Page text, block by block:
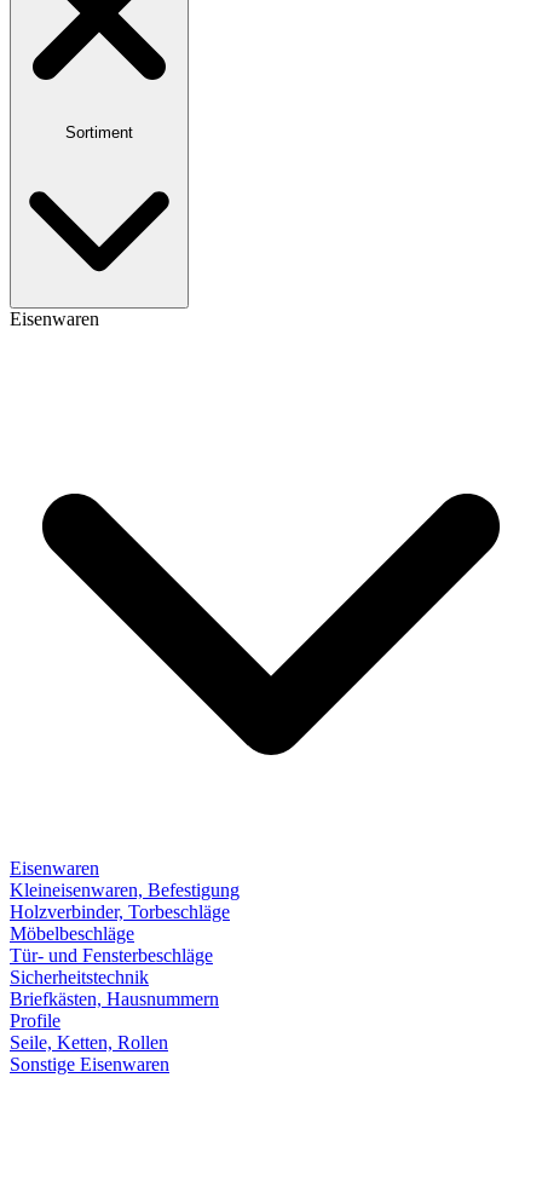
Sortiment
Eisenwaren
Eisenwaren
Kleineisenwaren, Befestigung
Holzverbinder, Torbeschläge
Möbelbeschläge
Tür- und Fensterbeschläge
Sicherheitstechnik
Briefkästen, Hausnummern
Profile
Seile, Ketten, Rollen
Sonstige Eisenwaren